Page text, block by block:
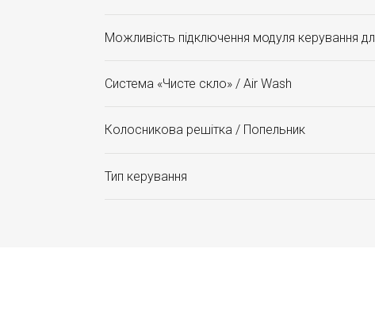
Можливість підключення модуля керування
Система «Чисте скло» / Air Wash
Колосникова решітка / Попельник
Тип керування